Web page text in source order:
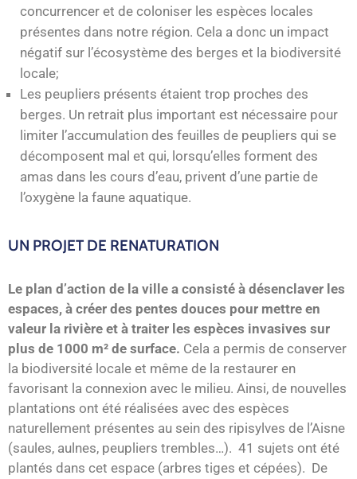
concurrencer et de coloniser les espèces locales
présentes dans notre région. Cela a donc un impact
négatif sur l’écosystème des berges et la biodiversité
locale;
Les peupliers présents étaient trop proches des
berges. Un retrait plus important est nécessaire pour
limiter l’accumulation des feuilles de peupliers qui se
décomposent mal et qui, lorsqu’elles forment des
amas dans les cours d’eau, privent d’une partie de
l’oxygène la faune aquatique.
UN PROJET DE RENATURATION
Le plan d’action de la ville a consisté à désenclaver les
espaces, à créer des pentes douces pour mettre en
valeur la rivière et à traiter les espèces invasives sur
plus de 1000 m² de surface. Cela a permis de conserver
la biodiversité locale et même de la restaurer en
favorisant la connexion avec le milieu. Ainsi, de nouvelles
plantations ont été réalisées avec des espèces
naturellement présentes au sein des ripisylves de l’Aisne
(saules, aulnes, peupliers trembles…). 41 sujets ont été
plantés dans cet espace (arbres tiges et cépées). De